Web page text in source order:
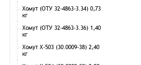
Хомут (ОТУ 32-4863-3.34) 0,73
кг
Хомут (ОТУ 32-4863-3.36) 1,40
кг
Хомут Х-503 (30.0009-38) 2,40
кг